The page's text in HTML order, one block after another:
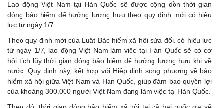
Lao động Việt Nam tại Hàn Quốc sẽ được cộng dồn thời gian
đóng bảo hiểm để hưởng lương hưu theo quy định mới có hiệu
lực từ ngày 1/7.
Theo quy định mới của Luật Bảo hiểm xã hội sửa đổi, có hiệu lực
từ ngày 1/7, lao động Việt Nam làm việc tại Hàn Quốc sẽ có cơ
hội tích lũy thời gian đóng bảo hiểm để hưởng lương hưu khi về
nước. Quy định này, kết hợp với Hiệp định song phương về bảo
hiểm xã hội giữa Việt Nam và Hàn Quốc, giúp đảm bảo quyền lợi
của khoảng 300.000 người Việt Nam đang làm việc tại Hàn Quốc.